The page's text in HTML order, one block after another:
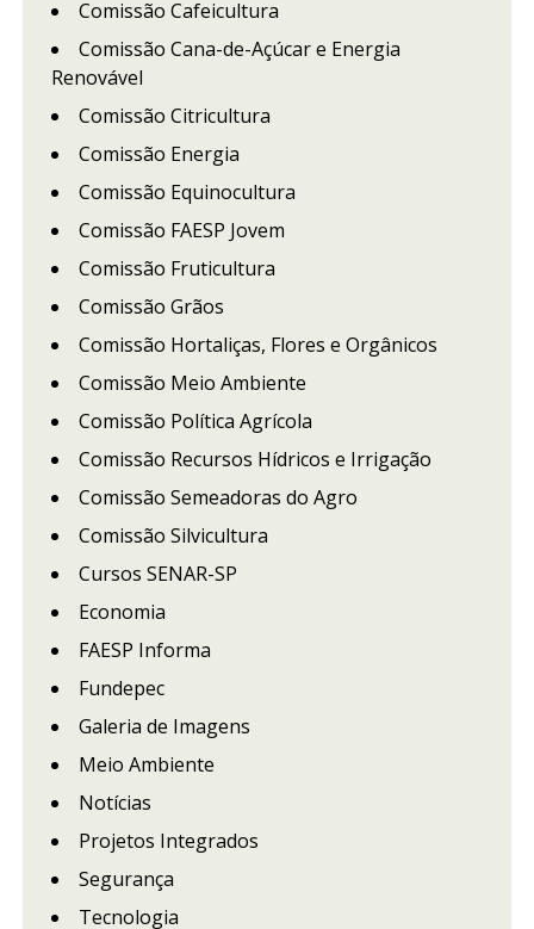
Comissão Cafeicultura
Comissão Cana-de-Açúcar e Energia
Renovável
Comissão Citricultura
Comissão Energia
Comissão Equinocultura
Comissão FAESP Jovem
Comissão Fruticultura
Comissão Grãos
Comissão Hortaliças, Flores e Orgânicos
Comissão Meio Ambiente
Comissão Política Agrícola
Comissão Recursos Hídricos e Irrigação
Comissão Semeadoras do Agro
Comissão Silvicultura
Cursos SENAR-SP
Economia
FAESP Informa
Fundepec
Galeria de Imagens
Meio Ambiente
Notícias
Projetos Integrados
Segurança
Tecnologia